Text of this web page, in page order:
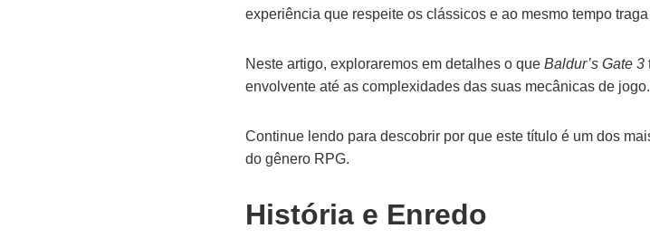
experiência que respeite os clássicos e ao mesmo tempo
Neste artigo, exploraremos em detalhes o que Baldur’s Gate 3
envolvente até as complexidades das suas mecânicas de jogo.
Continue lendo para descobrir por que este título é um dos
do gênero RPG.
História e Enredo